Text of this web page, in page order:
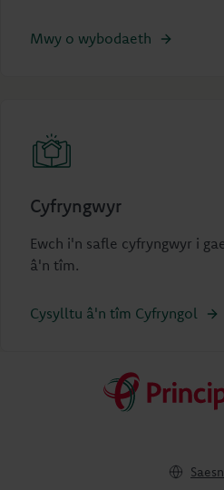
Mwy o wybodaeth
Cyfryngwyr
Ewch i'n safle cyfryngwyr i
â'n tîm.
Cysylltu â'n tîm Cyfryngol